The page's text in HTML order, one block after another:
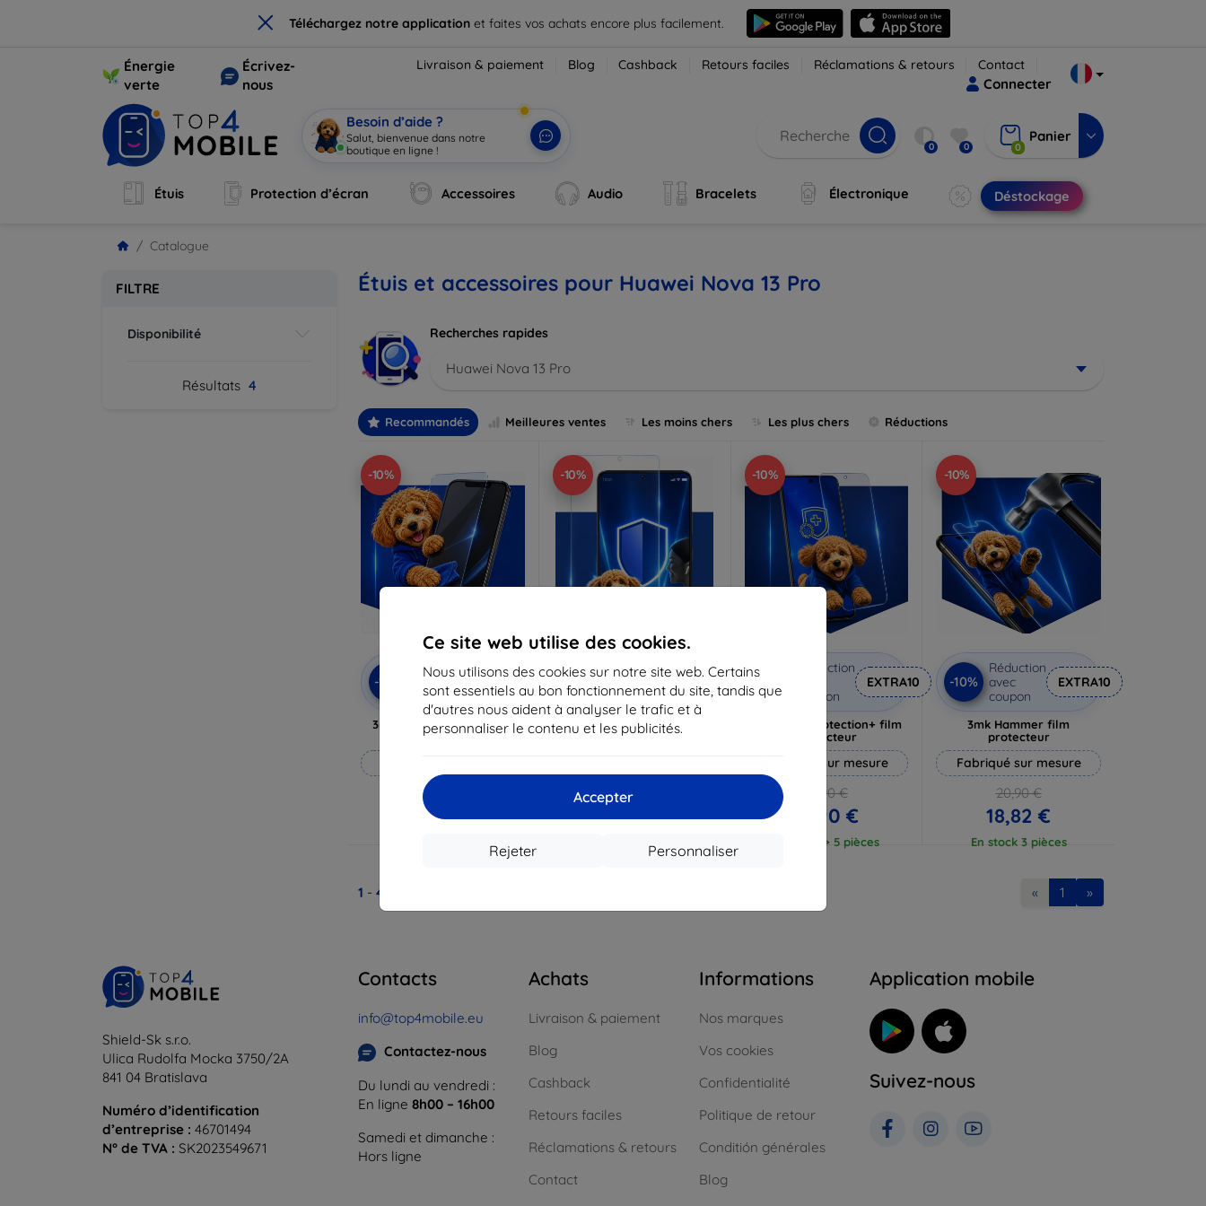
× Téléchargez notre application et faites vos achats encore plus facilement.
Ce site web utilise des cookies.
Nous utilisons des cookies sur notre site web. Certains
sont essentiels au bon fonctionnement du site, tandis que
d'autres nous aident à analyser le trafic et à
personnaliser le contenu et les publicités.
Accepter
Personnaliser
Rejeter
Énergie
verte
Écrivez-
nous
Livraison & paiement Blog Cashback Retours faciles Réclamations & retours Contact
Connecter
Besoin d’aide ?
Salut, bienvenue dans notre
boutique en ligne !
0 0 0
Panier
Étuis Protection d’écran Accessoires Audio Bracelets Électronique Déstockage
Catalogue
FILTRE
Disponibilité
Résultats 4
Étuis et accessoires pour Huawei Nova 13 Pro
Recherches rapides
Huawei Nova 13 Pro
Recommandés Meilleures ventes Les moins chers Les plus chers Réductions
-10%
-10%
Réduction
avec
coupon
EXTRA10
3mk Anti-Shock verre de
protection
17,90 €
16,12 €
-10%
-10%
Réduction
avec
coupon
EXTRA10
3mk Pure Matt Verre de
protection
13,90 €
12,50 €
-10%
-10%
Réduction
coupon
EXTRA10
3mk Silverprotection+ film
protecteur
Fabriqué sur mesure
19,90 €
17,90 €
En stock > 5 pièces
-10%
-10%
Réduction
avec
coupon
EXTRA10
3mk Hammer film
protecteur
Fabriqué sur mesure
20,90 €
18,82 €
En stock 3 pièces
1 - 4 « 1 »
Shield-Sk s.r.o.
Ulica Rudolfa Mocka 3750/2A
841 04 Bratislava
Numéro d’identification
d’entreprise : 46701494
N° de TVA : SK2023549671
Contacts
info@top4mobile.eu
Contactez-nous
Du lundi au vendredi :
En ligne 8h00 – 16h00
Samedi et dimanche :
Hors ligne
Achats
Livraison & paiement
Blog
Cashback
Retours faciles
Réclamations & retours
Contact
Informations
Nos marques
Vos cookies
Confidentialité
Politique de retour
Conditión générales
Blog
Application mobile
Suivez-nous